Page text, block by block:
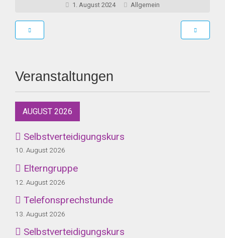
1. August 2024 Allgemein
Veranstaltungen
AUGUST 2026
Selbstverteidigungskurs
10. August 2026
Elterngruppe
12. August 2026
Telefonsprechstunde
13. August 2026
Selbstverteidigungskurs